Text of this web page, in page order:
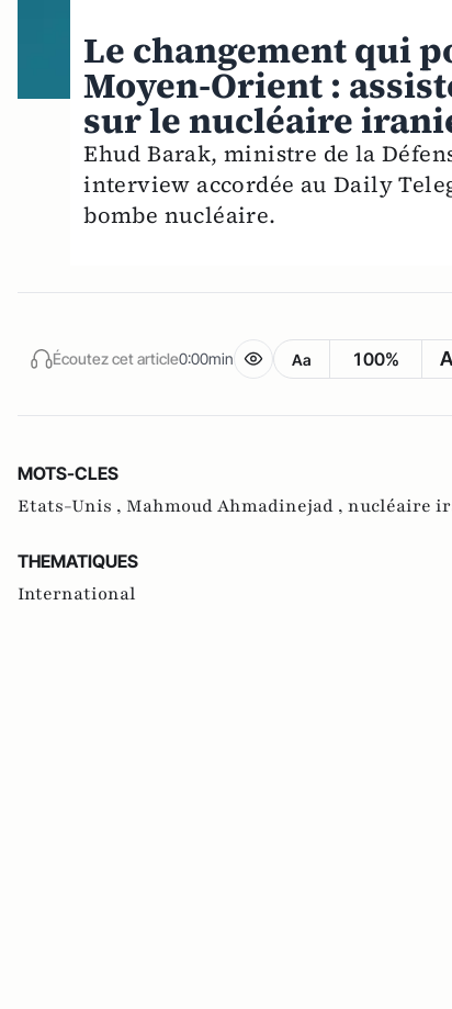
Le changement qui
Moyen-Orient :
sur le nucléaire
Ehud Barak, ministre de la
interview accordée au Daily
bombe nucléaire.
Écoutez cet article0:00min Aa 100%
MOTS-CLES
Etats-Unis , Mahmoud Ahmadinejad , nucléaire
THEMATIQUES
International